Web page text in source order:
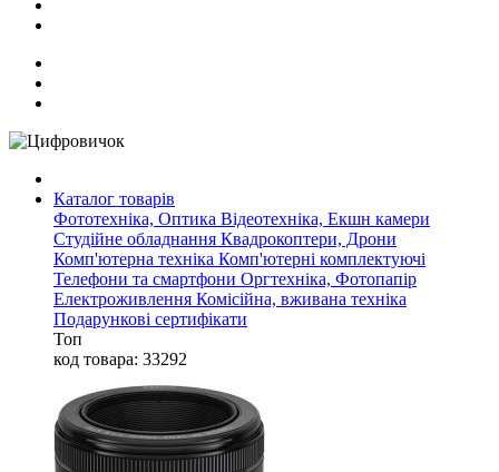
Каталог товарів
Фототехніка, Оптика Відеотехніка, Екшн камери
Студійне обладнання Квадрокоптери, Дрони
Комп'ютерна техніка Комп'ютерні комплектуючі
Телефони та смартфони Оргтехніка, Фотопапір
Електроживлення Комісійна, вживана техніка
Подарункові сертифікати
Топ
код товара: 33292